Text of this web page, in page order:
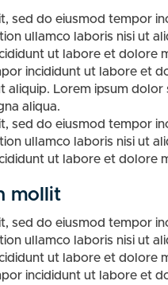
sed do eiusmod tempor
ullamco laboris nisi ut
ut labore et dolore
incididunt ut labore et
aliquip. Lorem ipsum
aliqua.
sed do eiusmod tempor
ullamco laboris nisi ut
ut labore et dolore
mollit
sed do eiusmod tempor
ullamco laboris nisi ut
ut labore et dolore
incididunt ut labore et